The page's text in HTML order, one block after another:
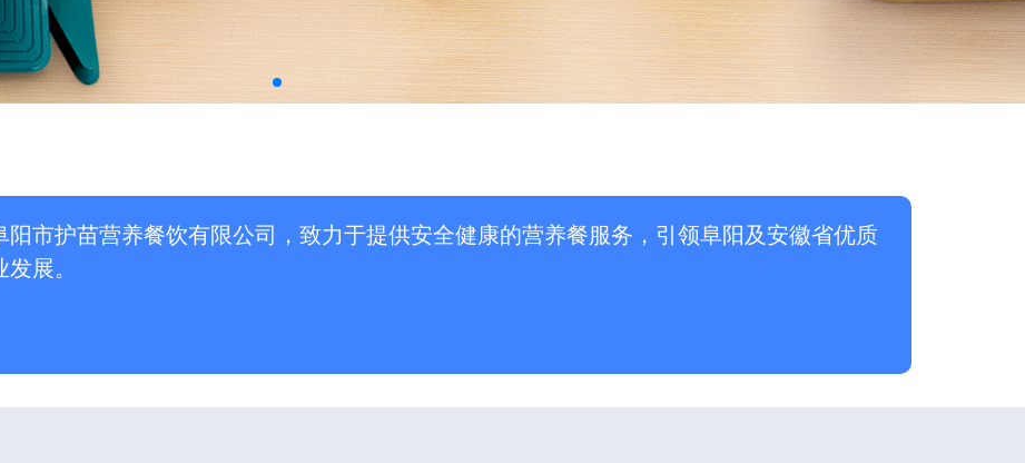
阳市护苗营养餐饮有限公司，致力于提供安全健康的营养餐服务，引领阜阳及安徽省优质
展。